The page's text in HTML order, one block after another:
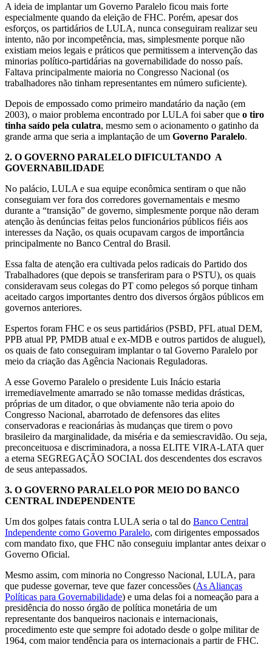
A ideia de implantar um Governo Paralelo ficou mais forte
especialmente quando da eleição de FHC. Porém, apesar dos
esforços, os partidários de LULA, nunca conseguiram realizar seu
intento, não por incompetência, mas, simplesmente porque não
existiam meios legais e práticos que permitissem a intervenção das
minorias político-partidárias na governabilidade do nosso país.
Faltava principalmente maioria no Congresso Nacional (os
trabalhadores não tinham representantes em número suficiente).
Depois de empossado como primeiro mandatário da nação (em
2003), o maior problema encontrado por LULA foi saber que o tiro
tinha saído pela culatra, mesmo sem o acionamento o gatinho da
grande arma que seria a implantação de um Governo Paralelo.
2. O GOVERNO PARALELO DIFICULTANDO A
GOVERNABILIDADE
No palácio, LULA e sua equipe econômica sentiram o que não
conseguiam ver fora dos corredores governamentais e mesmo
durante a “transição” de governo, simplesmente porque não deram
atenção às denúncias feitas pelos funcionários públicos fiéis aos
interesses da Nação, os quais ocupavam cargos de importância
principalmente no Banco Central do Brasil.
Essa falta de atenção era cultivada pelos radicais do Partido dos
Trabalhadores (que depois se transferiram para o PSTU), os quais
consideravam seus colegas do PT como pelegos só porque tinham
aceitado cargos importantes dentro dos diversos órgãos públicos em
governos anteriores.
Espertos foram FHC e os seus partidários (PSBD, PFL atual DEM,
PPB atual PP, PMDB atual e ex-MDB e outros partidos de aluguel),
os quais de fato conseguiram implantar o tal Governo Paralelo por
meio da criação das Agência Nacionais Reguladoras.
A esse Governo Paralelo o presidente Luis Inácio estaria
irremediavelmente amarrado se não tomasse medidas drásticas,
próprias de um ditador, o que obviamente não teria apoio do
Congresso Nacional, abarrotado de defensores das elites
conservadoras e reacionárias às mudanças que tirem o povo
brasileiro da marginalidade, da miséria e da semiescravidão. Ou seja,
preconceituosa e discriminadora, a nossa ELITE VIRA-LATA quer
a eterna SEGREGAÇÃO SOCIAL dos descendentes dos escravos
de seus antepassados.
3. O GOVERNO PARALELO POR MEIO DO BANCO
CENTRAL INDEPENDENTE
Um dos golpes fatais contra LULA seria o tal do Banco Central
Independente como Governo Paralelo, com dirigentes empossados
com mandato fixo, que FHC não conseguiu implantar antes deixar o
Governo Oficial.
Mesmo assim, com minoria no Congresso Nacional, LULA, para
que pudesse governar, teve que fazer concessões (As Alianças
Políticas para Governabilidade) e uma delas foi a nomeação para a
presidência do nosso órgão de política monetária de um
representante dos banqueiros nacionais e internacionais,
procedimento este que sempre foi adotado desde o golpe militar de
1964, com maior tendência para os internacionais a partir de FHC.